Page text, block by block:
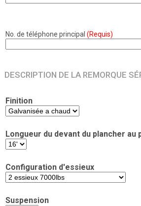
No. de téléphone principal (Requis)
DESCRIPTION DE LA REMORQUE
Finition
Longueur du devant du plancher au
Configuration d'essieux
Suspension